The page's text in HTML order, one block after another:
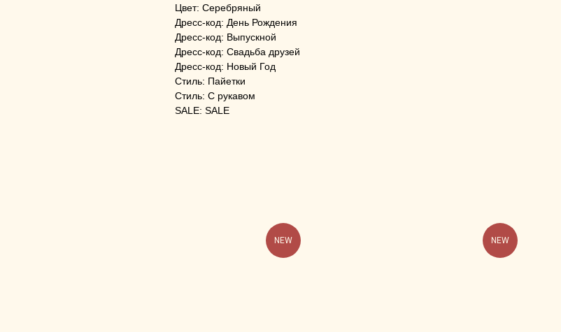
Цвет: Серебряный
Дресс-код: День Рождения
Дресс-код: Выпускной
Дресс-код: Свадьба друзей
Дресс-код: Новый Год
Стиль: Пайетки
Стиль: С рукавом
SALE: SALE
NEW NEW